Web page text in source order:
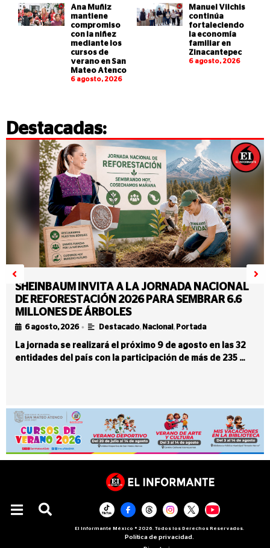
Ana Muñiz
mantiene
compromiso
con la niñez
mediante los
cursos de
verano en San
Mateo Atenco
6 agosto, 2026
Manuel Vilchis
continúa
fortaleciendo
la economía
familiar en
Zinacantepec
6 agosto, 2026
Destacadas:
SHEINBAUM INVITA A LA JORNADA NACIONAL
DE REFORESTACIÓN 2026 PARA SEMBRAR 6.6
MILLONES DE ÁRBOLES
6 agosto, 2026 • Destacado, Nacional , Portada
La jornada se realizará el próximo 9 de agosto en las 32
entidades del país con la participación de más de 235 …
El Informante México ® 2026. Todos los Derechos Reservados.
Política de privacidad.